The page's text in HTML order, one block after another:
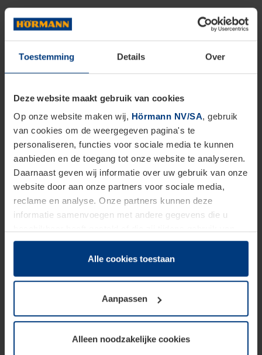
Toestemming Details Over
Deze website maakt gebruik van cookies
Op onze website maken wij, Hörmann NV/SA, gebruik
van cookies om de weergegeven pagina's te
personaliseren, functies voor sociale media te kunnen
aanbieden en de toegang tot onze website te analyseren.
Daarnaast geven wij informatie over uw gebruik van onze
website door aan onze partners voor sociale media,
reclame en analyse. Onze partners kunnen deze
informatie samenvoegen met andere gegevens die u
hun diensten hebben verzameld.
Juridisch hebben wij het recht om cookies op uw
van deze pagina's absoluut vereist is. Voor alle andere
soorten cookies is uw toestemming benodigd. Uw
toestemming kunt u op elk moment bij de uitleg van de
wijzigen of herroepen.
Alle cookies toestaan
Aanpassen
Alleen noodzakelijke cookies